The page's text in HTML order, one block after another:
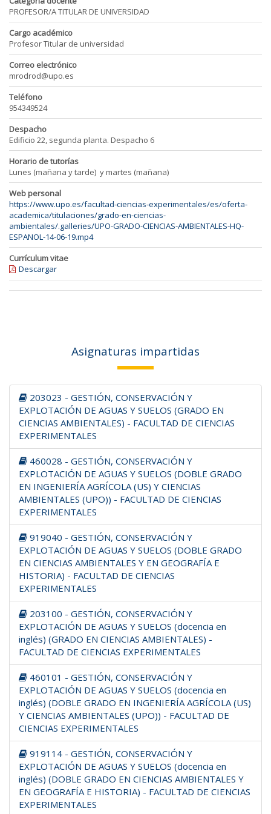
PROFESOR/A TITULAR DE UNIVERSIDAD
Cargo académico
Profesor Titular de universidad
Correo electrónico
mrodrod@upo.es
Teléfono
954349524
Despacho
Edificio 22, segunda planta. Despacho 6
Horario de tutorías
Lunes (mañana y tarde) y martes (mañana)
Web personal
https://www.upo.es/facultad-ciencias-experimentales/es/oferta-
academica/titulaciones/grado-en-ciencias-
ambientales/.galleries/UPO-GRADO-CIENCIAS-AMBIENTALES-HQ-
ESPANOL-14-06-19.mp4
Currículum vitae
Descargar
Asignaturas impartidas
203023 - GESTIÓN, CONSERVACIÓN Y
EXPLOTACIÓN DE AGUAS Y SUELOS (GRADO EN
CIENCIAS AMBIENTALES) - FACULTAD DE CIENCIAS
EXPERIMENTALES
460028 - GESTIÓN, CONSERVACIÓN Y
EXPLOTACIÓN DE AGUAS Y SUELOS (DOBLE GRADO
EN INGENIERÍA AGRÍCOLA (US) Y CIENCIAS
AMBIENTALES (UPO)) - FACULTAD DE CIENCIAS
EXPERIMENTALES
919040 - GESTIÓN, CONSERVACIÓN Y
EXPLOTACIÓN DE AGUAS Y SUELOS (DOBLE GRADO
EN CIENCIAS AMBIENTALES Y EN GEOGRAFÍA E
HISTORIA) - FACULTAD DE CIENCIAS
EXPERIMENTALES
203100 - GESTIÓN, CONSERVACIÓN Y
EXPLOTACIÓN DE AGUAS Y SUELOS (docencia en
inglés) (GRADO EN CIENCIAS AMBIENTALES) -
FACULTAD DE CIENCIAS EXPERIMENTALES
460101 - GESTIÓN, CONSERVACIÓN Y
EXPLOTACIÓN DE AGUAS Y SUELOS (docencia en
inglés) (DOBLE GRADO EN INGENIERÍA AGRÍCOLA (US)
Y CIENCIAS AMBIENTALES (UPO)) - FACULTAD DE
CIENCIAS EXPERIMENTALES
919114 - GESTIÓN, CONSERVACIÓN Y
EXPLOTACIÓN DE AGUAS Y SUELOS (docencia en
inglés) (DOBLE GRADO EN CIENCIAS AMBIENTALES Y
EN GEOGRAFÍA E HISTORIA) - FACULTAD DE CIENCIAS
EXPERIMENTALES